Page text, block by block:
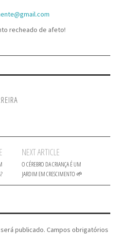
recheado de afeto!
NEXT ARTICLE
O CÉREBRO DA CRIANÇA É UM
JARDIM EM CRESCIMENTO 🌱
publicado. Campos obrigatórios